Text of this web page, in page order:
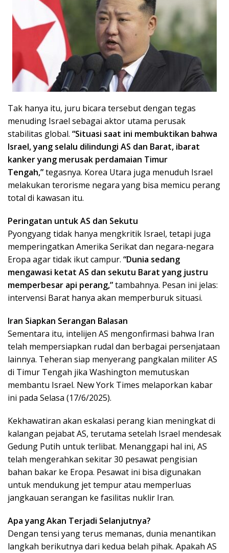
Tak hanya itu, juru bicara tersebut dengan tegas
menuding Israel sebagai aktor utama perusak
stabilitas global. “Situasi saat ini membuktikan bahwa
Israel, yang selalu dilindungi AS dan Barat, ibarat
kanker yang merusak perdamaian Timur
Tengah,”tegasnya. Korea Utara juga menuduh Israel
melakukan terorisme negara yang bisa memicu perang
total di kawasan itu.
Peringatan untuk AS dan Sekutu
Pyongyang tidak hanya mengkritik Israel, tetapi juga
memperingatkan Amerika Serikat dan negara-negara
Eropa agar tidak ikut campur. “Dunia sedang
mengawasi ketat AS dan sekutu Barat yang justru
memperbesar api perang,”tambahnya. Pesan ini jelas:
intervensi Barat hanya akan memperburuk situasi.
Iran Siapkan Serangan Balasan
Sementara itu, intelijen AS mengonfirmasi bahwa Iran
telah mempersiapkan rudal dan berbagai persenjataan
lainnya. Teheran siap menyerang pangkalan militer AS
di Timur Tengah jika Washington memutuskan
membantu Israel. New York Times melaporkan kabar
ini pada Selasa (17/6/2025).
Kekhawatiran akan eskalasi perang kian meningkat di
kalangan pejabat AS, terutama setelah Israel mendesak
Gedung Putih untuk terlibat. Menanggapi hal ini, AS
telah mengerahkan sekitar 30 pesawat pengisian
bahan bakar ke Eropa. Pesawat ini bisa digunakan
untuk mendukung jet tempur atau memperluas
jangkauan serangan ke fasilitas nuklir Iran.
Apa yang Akan Terjadi Selanjutnya?
Dengan tensi yang terus memanas, dunia menantikan
langkah berikutnya dari kedua belah pihak. Apakah AS